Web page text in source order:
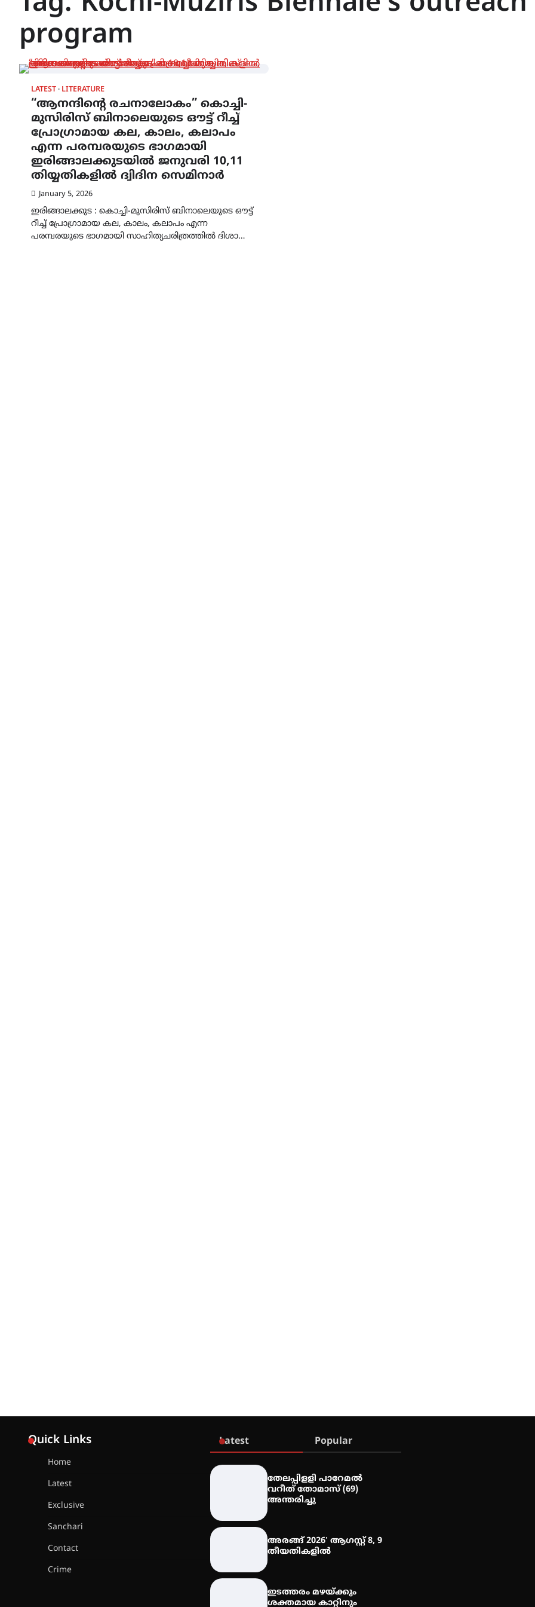
program
LATEST LITERATURE
“ആനന്ദിൻ്റെ രചനാലോകം” കൊച്ചി-
മുസിരിസ് ബിനാലെയുടെ ഔട്ട് റീച്ച്
പ്രോഗ്രാമായ കല, കാലം, കലാപം
എന്ന പരമ്പരയുടെ ഭാഗമായി
ഇരിങ്ങാലക്കുടയിൽ ജനുവരി 10,11
തിയ്യതികളിൽ ദ്വിദിന സെമിനാർ
January 5, 2026
ഇരിങ്ങാലക്കുട : കൊച്ചി-മുസിരിസ് ബിനാലെയുടെ ഔട്ട്
റീച്ച് പ്രോഗ്രാമായ കല, കാലം, കലാപം എന്ന
പരമ്പരയുടെ ഭാഗമായി സാഹിത്യചരിത്രത്തിൽ ദിശാ…
Quick Links
Home
Latest
Exclusive
Sanchari
Contact
Crime
Latest Popular
തേലപ്പിളളി പാറേമൽ
വറീത് തോമാസ് (69)
അന്തരിച്ചു
അരങ്ങ് 2026′ ആഗസ്റ്റ് 8, 9
തീയതികളിൽ
ഇടത്തരം മഴയ്ക്കും
ശക്തമായ കാറ്റിനും